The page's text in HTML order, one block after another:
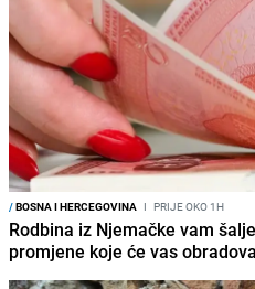
/BOSNA I HERCEGOVINA I PRIJE OKO 1H
Rodbina iz Njemačke vam
promjene koje će vas